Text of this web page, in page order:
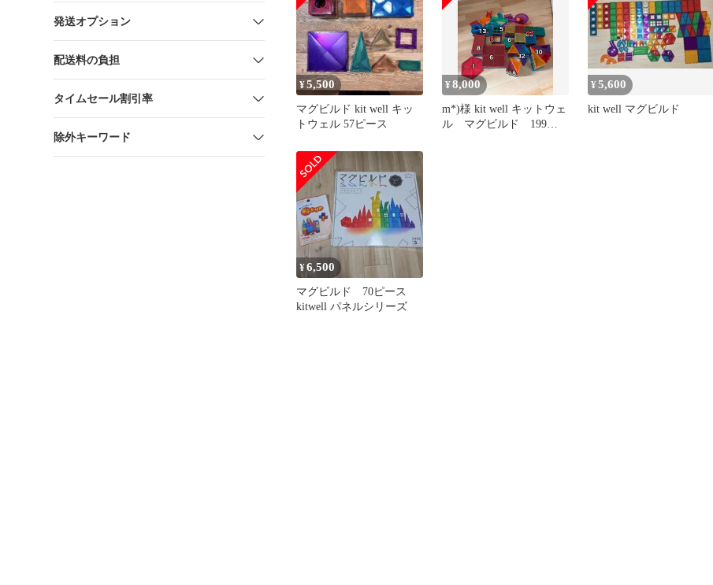
発送オプション
配送料の負担
タイムセール割引率
除外キーワード
¥5,500
マグビルド kit well キッ
トウェル 57ピース
¥8,000
m*)様 kit well キットウェ
ル マグビルド 199ピ
¥5,600
kit well マグビルド
¥6,500
マグビルド 70ピース
kitwell パネルシリーズ